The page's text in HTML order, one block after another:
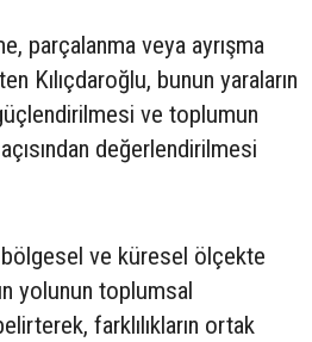
parçalanma veya ayrışma
Kılıçdaroğlu, bunun yaraların
ve toplumun
değerlendirilmesi
bölgesel ve küresel ölçekte
yolunun toplumsal
farklılıkların ortak